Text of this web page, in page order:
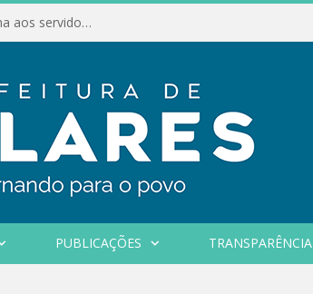
Conselho Municipal de Assistência Social realiza oficina aos servidores
PUBLICAÇÕES TRANSPARÊNCIA